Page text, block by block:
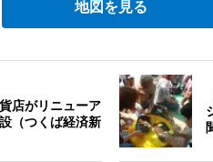
地図を見る
店がリニューア
（つくば経済新